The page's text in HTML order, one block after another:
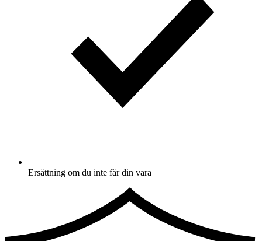
Ersättning om du inte får din vara